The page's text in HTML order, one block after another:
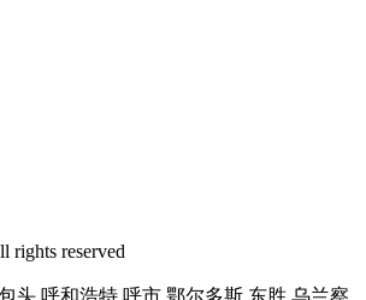
rights reserved
头,呼和浩特,呼市,鄂尔多斯,东胜,乌兰察